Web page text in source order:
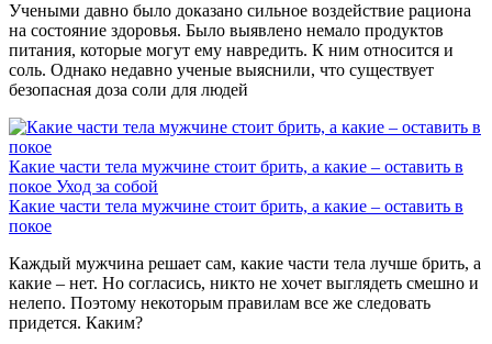
Учеными давно было доказано сильное воздействие рациона
на состояние здоровья. Было выявлено немало продуктов
питания, которые могут ему навредить. К ним относится и
соль. Однако недавно ученые выяснили, что существует
безопасная доза соли для людей
Какие части тела мужчине стоит брить, а какие – оставить в
покое Уход за собой
Какие части тела мужчине стоит брить, а какие – оставить в
покое
Каждый мужчина решает сам, какие части тела лучше брить, а
какие – нет. Но согласись, никто не хочет выглядеть смешно и
нелепо. Поэтому некоторым правилам все же следовать
придется. Каким?